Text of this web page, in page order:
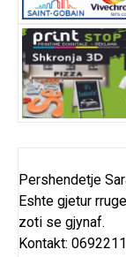
Pershendetje
Eshte gjetur
zoti se gjynaf.
Kontakt: